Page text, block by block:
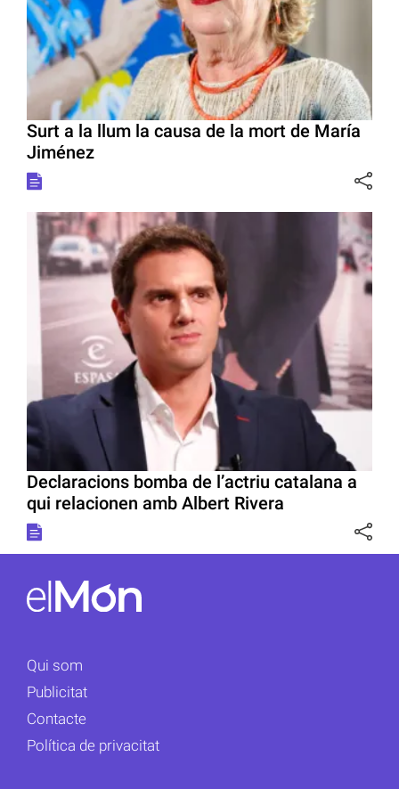
Surt a la llum la causa de la mort de María
Jiménez
Declaracions bomba de l’actriu catalana a
qui relacionen amb Albert Rivera
Qui som
Publicitat
Contacte
Política de privacitat